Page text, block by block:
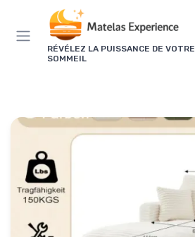
RÉVÉLEZ LA PUISSANCE DE VOTRE
SOMMEIL
Panneau de gestion des cookies